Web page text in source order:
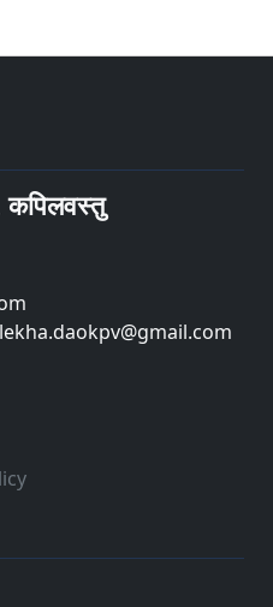
कपिलवस्तु